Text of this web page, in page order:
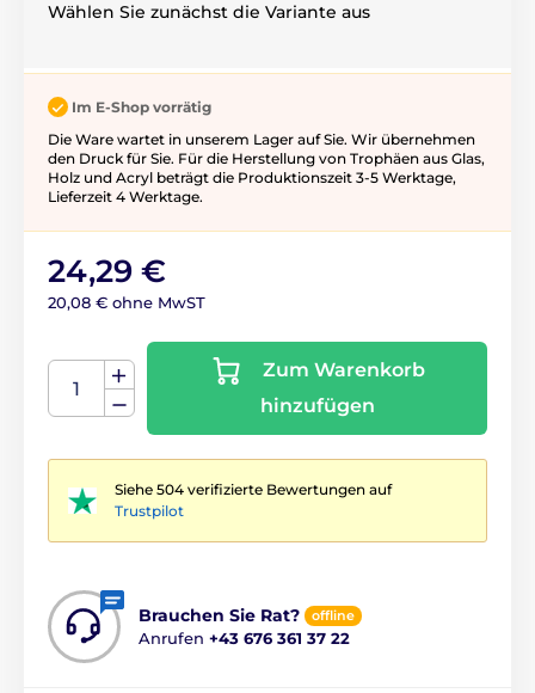
Wählen Sie zunächst die Variante aus
Im E-Shop vorrätig
Die Ware wartet in unserem Lager auf Sie. Wir übernehmen
den Druck für Sie. Für die Herstellung von Trophäen aus Glas,
Holz und Acryl beträgt die Produktionszeit 3-5 ​​Werktage,
Lieferzeit 4 Werktage.
24,29 €
20,08 € ohne MwST
Zum Warenkorb
hinzufügen
Siehe 504 verifizierte Bewertungen auf
Trustpilot
Brauchen Sie Rat? offline
Anrufen +43 676 361 37 22